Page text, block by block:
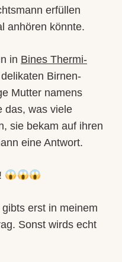
erfüllen
anhören könnte.
in Bines Thermi-
Birnen-
Mutter namens
das, was viele
sie bekam auf ihren
eine Antwort.
erst in meinem
Sonst wirds echt